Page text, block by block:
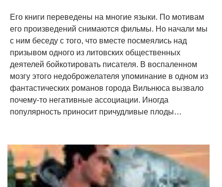
Его книги переведены на многие языки. По мотивам
его произведений снимаются фильмы. Но начали мы
с ним беседу с того, что вместе посмеялись над
призывом одного из литовских общественных
деятелей бойкотировать писателя. В воспаленном
мозгу этого недоброжелателя упоминание в одном из
фантастических романов города Вильнюса вызвало
почему-то негативные ассоциации. Иногда
популярность приносит причудливые плоды…